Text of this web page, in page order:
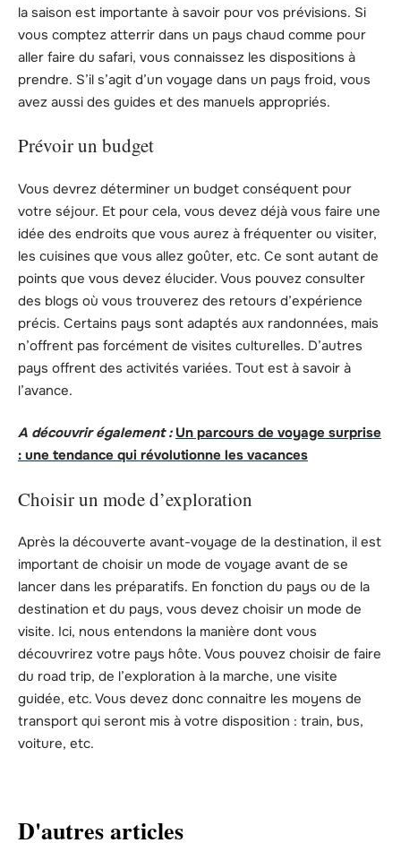
la saison est importante à savoir pour vos prévisions. Si
vous comptez atterrir dans un pays chaud comme pour
aller faire du safari, vous connaissez les dispositions à
prendre. S’il s’agit d’un voyage dans un pays froid, vous
avez aussi des guides et des manuels appropriés.
Prévoir un budget
Vous devrez déterminer un budget conséquent pour
votre séjour. Et pour cela, vous devez déjà vous faire une
idée des endroits que vous aurez à fréquenter ou visiter,
les cuisines que vous allez goûter, etc. Ce sont autant de
points que vous devez élucider. Vous pouvez consulter
des blogs où vous trouverez des retours d’expérience
précis. Certains pays sont adaptés aux randonnées, mais
n’offrent pas forcément de visites culturelles. D’autres
pays offrent des activités variées. Tout est à savoir à
l’avance.
A découvrir également : Un parcours de voyage surprise
: une tendance qui révolutionne les vacances
Choisir un mode d’exploration
Après la découverte avant-voyage de la destination, il est
important de choisir un mode de voyage avant de se
lancer dans les préparatifs. En fonction du pays ou de la
destination et du pays, vous devez choisir un mode de
visite. Ici, nous entendons la manière dont vous
découvrirez votre pays hôte. Vous pouvez choisir de faire
du road trip, de l’exploration à la marche, une visite
guidée, etc. Vous devez donc connaitre les moyens de
transport qui seront mis à votre disposition : train, bus,
voiture, etc.
D'autres articles